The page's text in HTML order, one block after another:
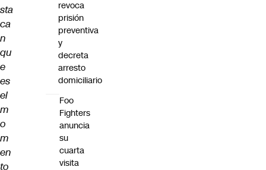
sta
ca
n
qu
e
es
el
m
o
m
en
to
revoca
prisión
preventiva
y
decreta
arresto
domiciliario
Foo
Fighters
anuncia
su
cuarta
visita